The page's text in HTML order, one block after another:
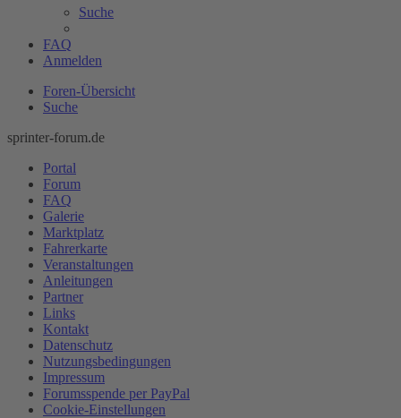
Suche
FAQ
Anmelden
Foren-Übersicht
Suche
sprinter-forum.de
Portal
Forum
FAQ
Galerie
Marktplatz
Fahrerkarte
Veranstaltungen
Anleitungen
Partner
Links
Kontakt
Datenschutz
Nutzungsbedingungen
Impressum
Forumsspende per PayPal
Cookie-Einstellungen